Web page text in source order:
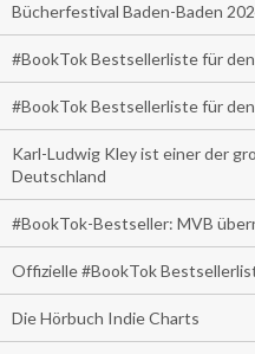
Bücherfestival Baden-Baden
#BookTok Bestsellerliste für
#BookTok Bestsellerliste für
Karl-Ludwig Kley ist einer der
Deutschland
#BookTok-Bestseller: MVB
Offizielle #BookTok
Die Hörbuch Indie Charts